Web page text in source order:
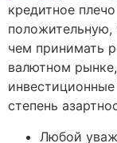
кредитное
чем принимать
валютном
степень
Любой